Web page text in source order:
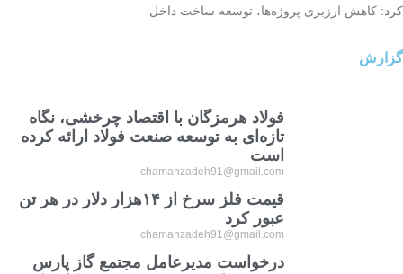
کرد: کاهش ارزبری پروژه‌ها، توسعه ساخت داخل
گزارش
فولاد هرمزگان با اقتصاد چرخشی، نگاه
تازه‌ای به توسعه صنعت فولاد ارائه کرده
است
chamanzadeh91@gmail.com
قیمت فلز سرخ از ۱۴هزار دلار در هر تن
عبور کرد
chamanzadeh91@gmail.com
درخواست مدیرعامل مجتمع گاز پارس